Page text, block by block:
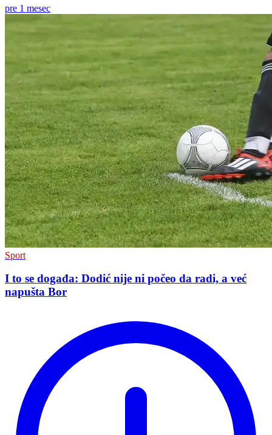
pre 1 mesec
Sport
I to se događa: Dodić nije ni počeo da radi, a već
napušta Bor